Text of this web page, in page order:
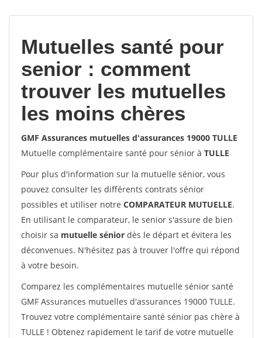
Mutuelles santé pour
senior : comment
trouver les mutuelles
les moins chères
GMF Assurances mutuelles d'assurances 19000 TULLE
Mutuelle complémentaire santé pour sénior à TULLE
Pour plus d'information sur la mutuelle sénior, vous
pouvez consulter les différents contrats sénior
possibles et utiliser notre COMPARATEUR MUTUELLE.
En utilisant le comparateur, le senior s'assure de bien
choisir sa mutuelle sénior dès le départ et évitera les
déconvenues. N'hésitez pas à trouver l'offre qui répond
à votre besoin.
Comparez les complémentaires mutuelle sénior santé
GMF Assurances mutuelles d'assurances 19000 TULLE.
Trouvez votre complémentaire santé sénior pas chère à
TULLE ! Obtenez rapidement le tarif de votre mutuelle